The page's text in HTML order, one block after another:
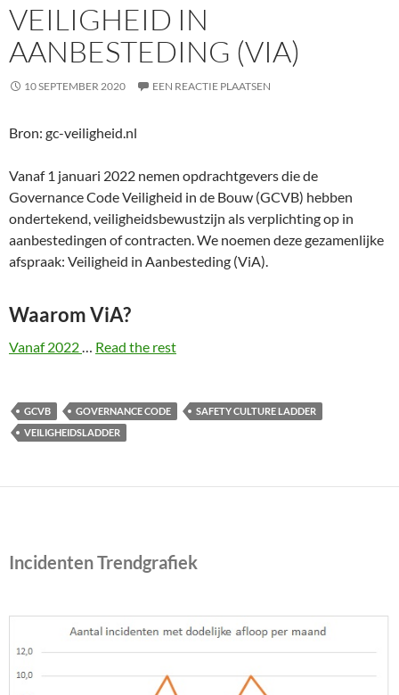
VEILIGHEID IN
AANBESTEDING (VIA)
10 SEPTEMBER 2020 EEN REACTIE PLAATSEN
Bron: gc-veiligheid.nl
Vanaf 1 januari 2022 nemen opdrachtgevers die de
Governance Code Veiligheid in de Bouw (GCVB) hebben
ondertekend, veiligheidsbewustzijn als verplichting op in
aanbestedingen of contracten. We noemen deze gezamenlijke
afspraak: Veiligheid in Aanbesteding (ViA).
Waarom ViA?
Vanaf 2022… Read the rest
GCVB GOVERNANCE CODE
SAFETY CULTURE LADDER
VEILIGHEIDSLADDER
Incidenten Trendgrafiek